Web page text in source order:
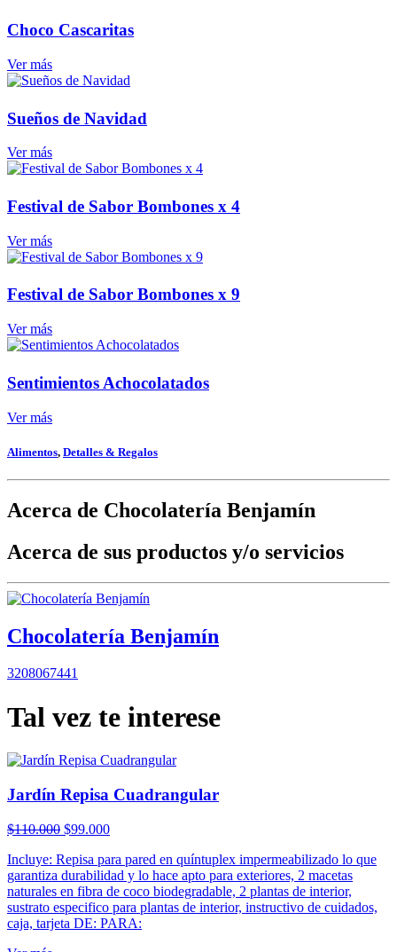
Choco Cascaritas
Ver más
Sueños de Navidad
Ver más
Festival de Sabor Bombones x 4
Ver más
Festival de Sabor Bombones x 9
Ver más
Sentimientos Achocolatados
Ver más
Alimentos, Detalles & Regalos
Acerca de Chocolatería Benjamín
Acerca de sus productos y/o servicios
Chocolatería Benjamín
3208067441
Tal vez te interese
Jardín Repisa Cuadrangular
$110.000 El
original
era:
$110.000.
$99.000El
actual
es:
$99.000.
Incluye: Repisa para pared en quíntuplex impermeabilizado lo que
garantiza durabilidad y lo hace apto para exteriores, 2 macetas
naturales en fibra de coco biodegradable, 2 plantas de interior,
sustrato especifico para plantas de interior, instructivo de cuidados,
caja, tarjeta DE: PARA: